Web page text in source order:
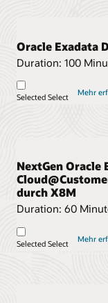
Oracle Exadata
Duration: 100
Selected Select Mehr
NextGen Oracle
durch X8M
Duration: 60
Selected Select Mehr